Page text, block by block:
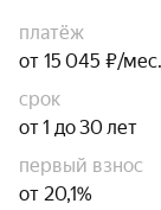
платёж
от 15 045 ₽/мес.
срок
от 1 до 30 лет
первый взнос
от 20,1%